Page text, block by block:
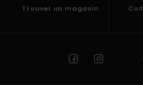
Trouver un magasin